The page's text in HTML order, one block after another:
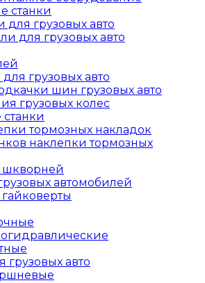
станки
для грузовых авто
для грузовых авто
грузовых авто
шин грузовых авто
грузовых колес
тормозных накладок
наклепки тормозных
автомобилей
авто